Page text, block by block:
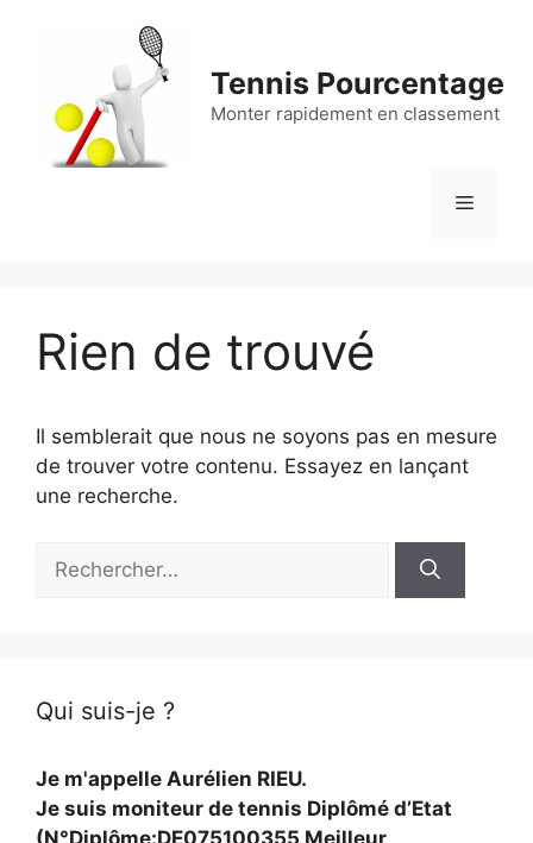
Tennis Pourcentage
Monter rapidement en classement
Menu
Rien de trouvé
Il semblerait que nous ne soyons pas en mesure
de trouver votre contenu. Essayez en lançant
une recherche.
Qui suis-je ?
Je m'appelle Aurélien RIEU.
Je suis moniteur de tennis Diplômé d’Etat
(N°Diplôme:DE075100355 Meilleur